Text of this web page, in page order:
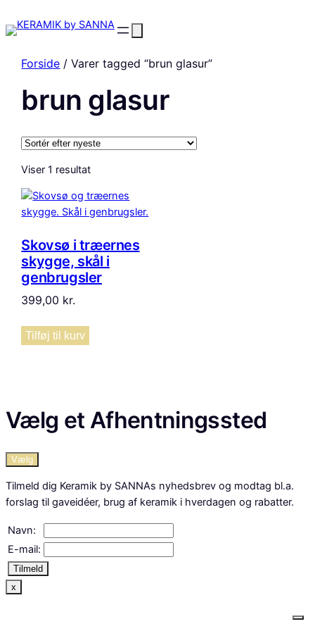
Forside / Varer tagged “brun glasur”
brun glasur
Viser 1 resultat
Skovsø i træernes
skygge, skål i
genbrugsler
399,00 kr.
Tilføj til kurv
Vælg et Afhentningssted
Vælg
Tilmeld dig Keramik by SANNAs nyhedsbrev og modtag bl.a.
forslag til gaveidéer, brug af keramik i hverdagen og rabatter.
Navn:
E-mail:
Tilmeld
x